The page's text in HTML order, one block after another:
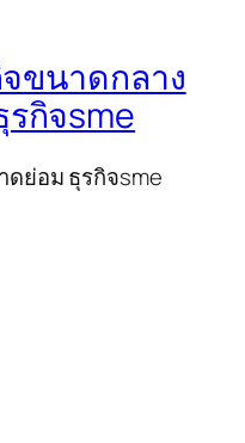
ขนาดกลาง
กิจsme
ย่อม ธุรกิจsme